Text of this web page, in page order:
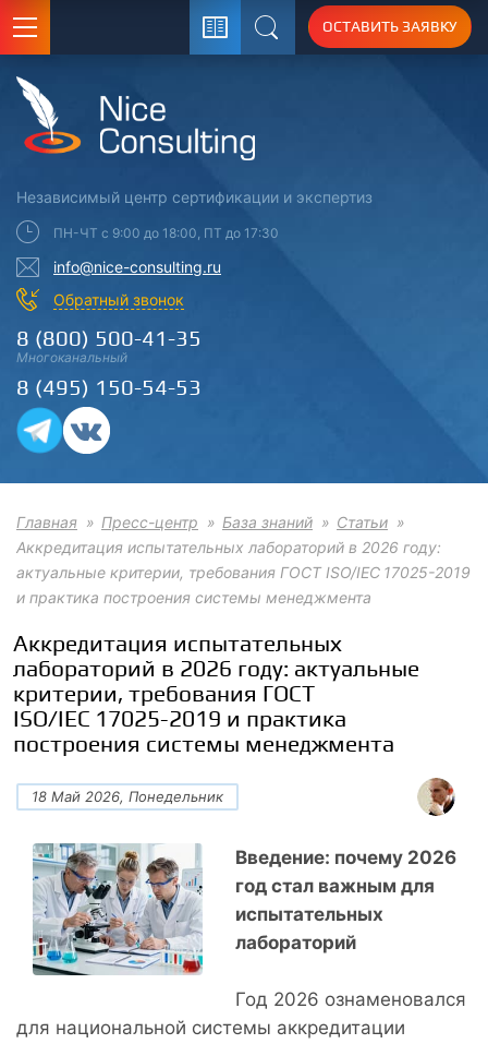
Поиск
ОСТАВИТЬ ЗАЯВКУ
Независимый центр сертификации и экспертиз
ПН-ЧТ с 9:00 до 18:00, ПТ до 17:30
info@nice-consulting.ru
Обратный звонок
8 (800) 500-41-35
Многоканальный
8 (495) 150-54-53
Главная Пресс-центр База знаний
Статьи
Аккредитация испытательных лабораторий в 2026 году:
актуальные критерии, требования ГОСТ ISO/IEC 17025-2019
и практика построения системы менеджмента
Аккредитация испытательных
лабораторий в 2026 году: актуальные
критерии, требования ГОСТ
ISO/IEC 17025-2019 и практика
построения системы менеджмента
18 Май 2026, Понедельник
Введение: почему 2026
год стал важным для
испытательных
лабораторий
Год 2026 ознаменовался
для национальной системы аккредитации